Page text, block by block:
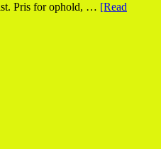
Pris for ophold, … [Read